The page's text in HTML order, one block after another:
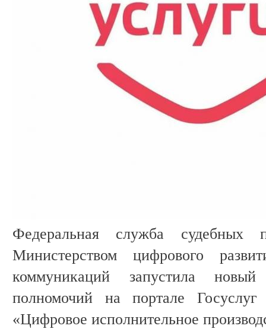
Федеральная служба судебных
Министерством цифрового
коммуникаций запустила новый
полномочий на портале
«Цифровое исполнительное